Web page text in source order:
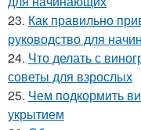
23. Как правильно
руководство для
24. Что делать с
советы для взрослых
25. Чем подкормить
укрытием